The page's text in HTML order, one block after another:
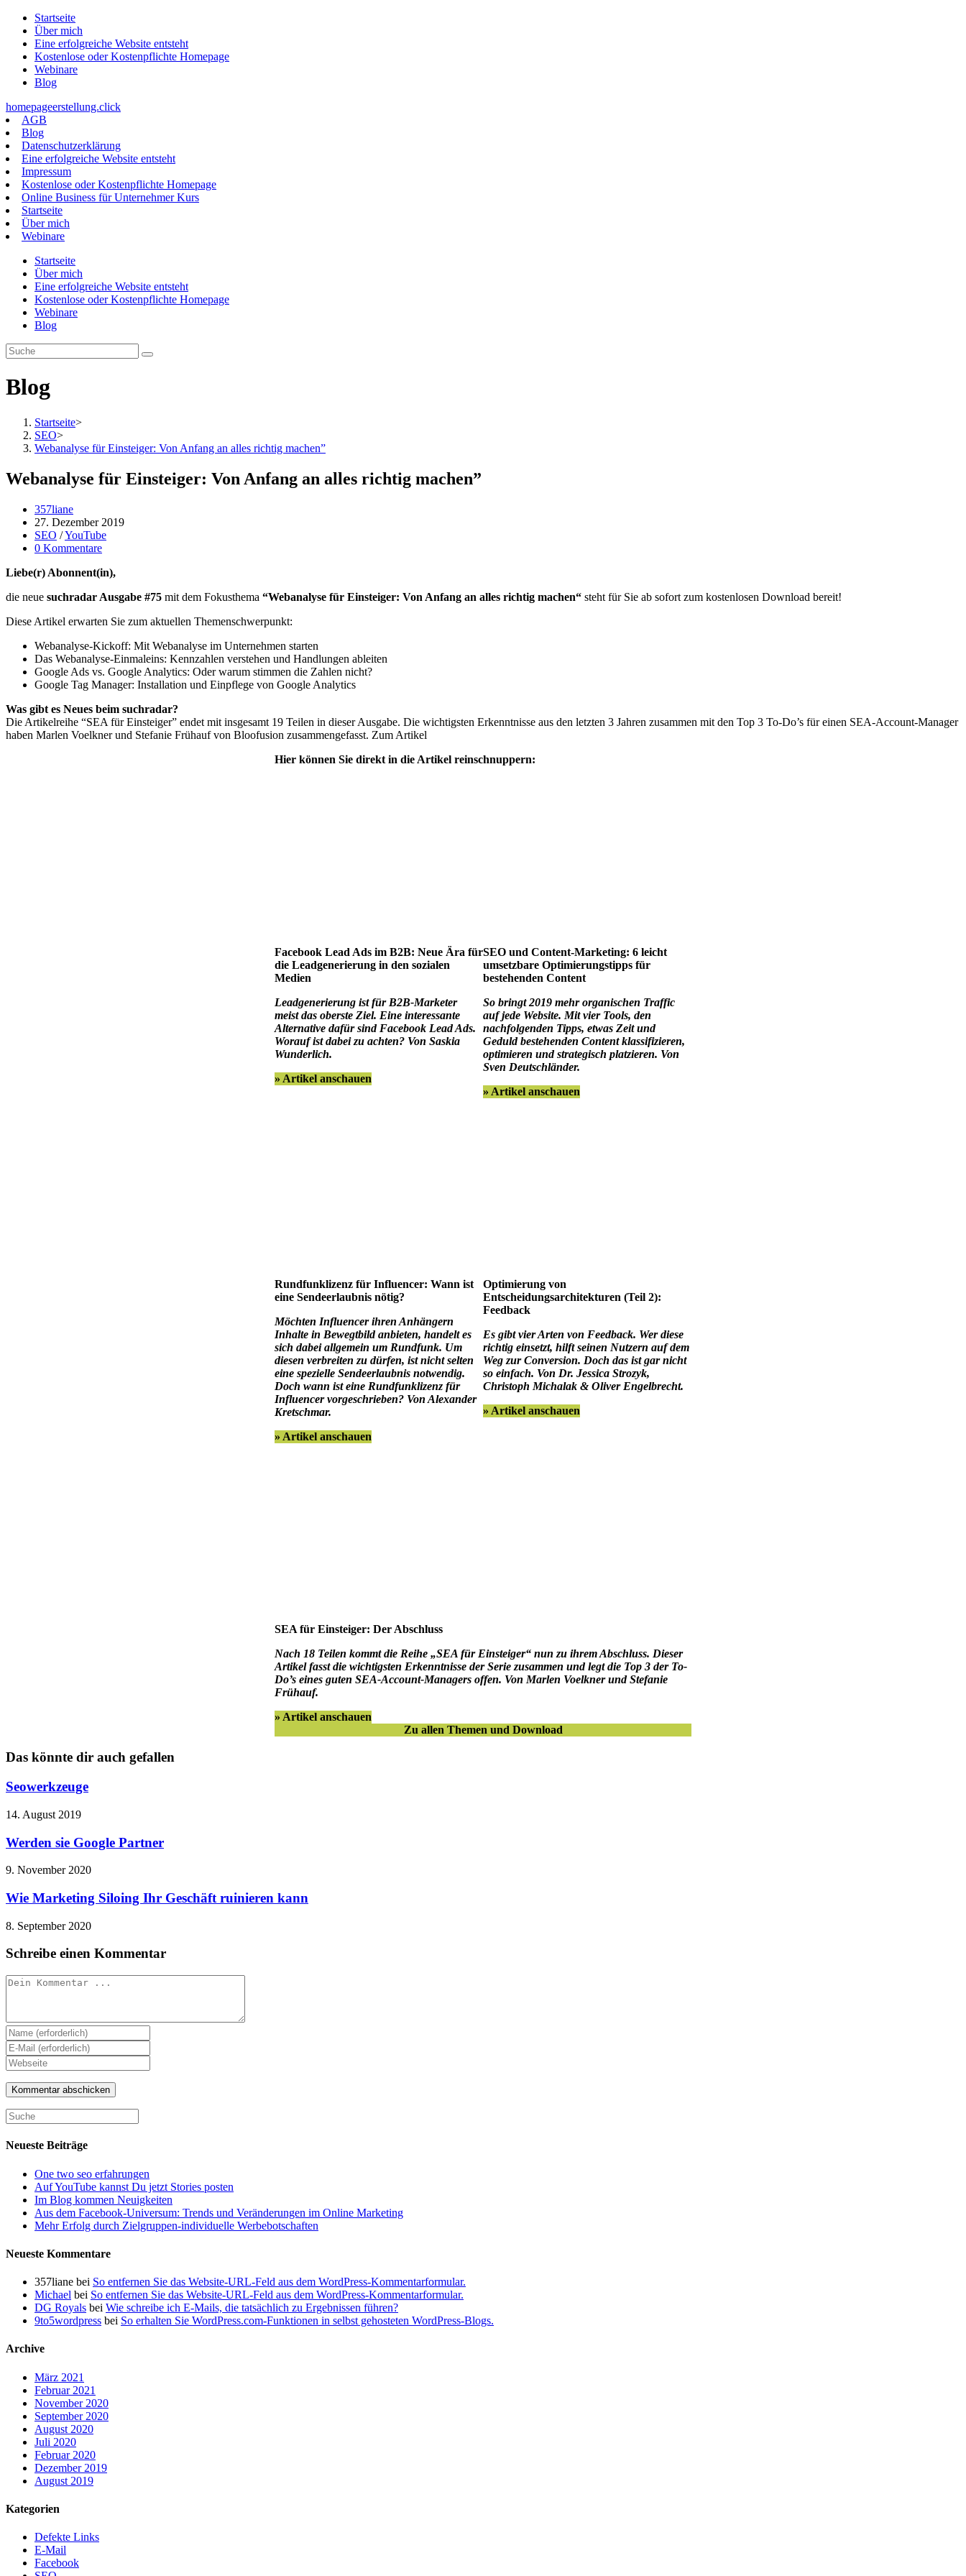
Zum
Inhalt
springen
Startseite
Über mich
Eine erfolgreiche Website entsteht
Kostenlose oder Kostenpflichte Homepage
Webinare
Blog
homepageerstellung.click
AGB
Blog
Datenschutzerklärung
Eine erfolgreiche Website entsteht
Impressum
Kostenlose oder Kostenpflichte Homepage
Online Business für Unternehmer Kurs
Startseite
Über mich
Webinare
Startseite
Über mich
Eine erfolgreiche Website entsteht
Kostenlose oder Kostenpflichte Homepage
Webinare
Blog
Blog
Startseite>
SEO>
Webanalyse für Einsteiger: Von Anfang an alles richtig machen”
Webanalyse für Einsteiger: Von Anfang an alles richtig machen”
Beitrags-
Autor:
357liane
Beitrag
veröffentlicht:
27. Dezember 2019
Beitrags-
Kategorie:
SEO /YouTube
Beitrags-
0 Kommentare
Liebe(r) Abonnent(in),
die neue suchradar Ausgabe #75 mit dem Fokusthema “Webanalyse für Einsteiger: Von Anfang an alles richtig machen“ steht für Sie ab sofort zum kostenlosen Download bereit!
Diese Artikel erwarten Sie zum aktuellen Themenschwerpunkt:
Webanalyse-Kickoff: Mit Webanalyse im Unternehmen starten
Das Webanalyse-Einmaleins: Kennzahlen verstehen und Handlungen ableiten
Google Ads vs. Google Analytics: Oder warum stimmen die Zahlen nicht?
Google Tag Manager: Installation und Einpflege von Google Analytics
Was gibt es Neues beim suchradar?
Die Artikelreihe “SEA für Einsteiger” endet mit insgesamt 19 Teilen in dieser Ausgabe. Die wichtigsten Erkenntnisse aus den letzten 3 Jahren zusammen mit den Top 3 To-Do’s für einen SEA-Account-Manager
haben Marlen Voelkner und Stefanie Frühauf von Bloofusion zusammengefasst. Zum Artikel
Hier können Sie direkt in die Artikel reinschnuppern:
Facebook Lead Ads im B2B: Neue Ära für
die Leadgenerierung in den sozialen
Medien
Leadgenerierung ist für B2B-Marketer
meist das oberste Ziel. Eine interessante
Alternative dafür sind Facebook Lead Ads.
Worauf ist dabei zu achten? Von Saskia
Wunderlich.
» Artikel anschauen
SEO und Content-Marketing: 6 leicht
umsetzbare Optimierungstipps für
bestehenden Content
So bringt 2019 mehr organischen Traffic
auf jede Website. Mit vier Tools, den
nachfolgenden Tipps, etwas Zeit und
Geduld bestehenden Content klassifizieren,
optimieren und strategisch platzieren. Von
Sven Deutschländer.
» Artikel anschauen
Rundfunklizenz für Influencer: Wann ist
eine Sendeerlaubnis nötig?
Möchten Influencer ihren Anhängern
Inhalte in Bewegtbild anbieten, handelt es
sich dabei allgemein um Rundfunk. Um
diesen verbreiten zu dürfen, ist nicht selten
eine spezielle Sendeerlaubnis notwendig.
Doch wann ist eine Rundfunklizenz für
Influencer vorgeschrieben? Von Alexander
Kretschmar.
» Artikel anschauen
Optimierung von
Entscheidungsarchitekturen (Teil 2):
Feedback
Es gibt vier Arten von Feedback. Wer diese
richtig einsetzt, hilft seinen Nutzern auf dem
Weg zur Conversion. Doch das ist gar nicht
so einfach. Von Dr. Jessica Strozyk,
Christoph Michalak & Oliver Engelbrecht.
» Artikel anschauen
SEA für Einsteiger: Der Abschluss
Nach 18 Teilen kommt die Reihe „SEA für Einsteiger“ nun zu ihrem Abschluss. Dieser
Artikel fasst die wichtigsten Erkenntnisse der Serie zusammen und legt die Top 3 der To-
Do’s eines guten SEA-Account-Managers offen. Von Marlen Voelkner und Stefanie
Frühauf.
» Artikel anschauen
Zu allen Themen und Download
Das könnte dir auch gefallen
Seowerkzeuge
14. August 2019
Werden sie Google Partner
9. November 2020
Wie Marketing Siloing Ihr Geschäft ruinieren kann
8. September 2020
Schreibe einen Kommentar
Kommentieren
Gib
deinen
Namen
oder
Benutzernamen
zum
Kommentieren
ein
Gib
deine
E-
Mail-
Adresse
zum
Kommentieren
Gib
deine
Website-
URL
ein
(optional)
Neueste Beiträge
One two seo erfahrungen
Auf YouTube kannst Du jetzt Stories posten
Im Blog kommen Neuigkeiten
Aus dem Facebook-Universum: Trends und Veränderungen im Online Marketing
Mehr Erfolg durch Zielgruppen-individuelle Werbebotschaften
Neueste Kommentare
357liane bei So entfernen Sie das Website-URL-Feld aus dem WordPress-Kommentarformular.
Michael bei So entfernen Sie das Website-URL-Feld aus dem WordPress-Kommentarformular.
DG Royals bei Wie schreibe ich E-Mails, die tatsächlich zu Ergebnissen führen?
9to5wordpress bei So erhalten Sie WordPress.com-Funktionen in selbst gehosteten WordPress-Blogs.
Archive
März 2021
Februar 2021
November 2020
September 2020
August 2020
Juli 2020
Februar 2020
Dezember 2019
August 2019
Kategorien
Defekte Links
E-Mail
Facebook